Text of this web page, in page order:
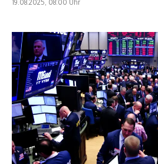
19.08.2025, 08:00 Uhr